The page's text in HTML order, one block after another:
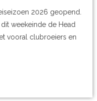
2026 geopend.
weekeinde de Head
vooral clubroeiers en